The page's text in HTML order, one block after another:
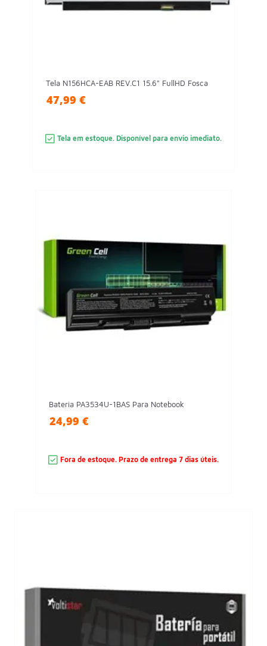
Tela N156HCA-EAB REV.C1 15.6" FullHD Fosca
47,99 €
Tela em estoque. Disponível para envio imediato.
Bateria PA3534U-1BAS Para Notebook
24,99 €
Fora de estoque. Prazo de entrega 7 dias úteis.